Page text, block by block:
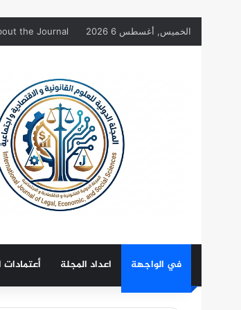
الخميس, أغسطس 6 2026 the Journal
في الواجهة اعداد المجلة أعتمادات